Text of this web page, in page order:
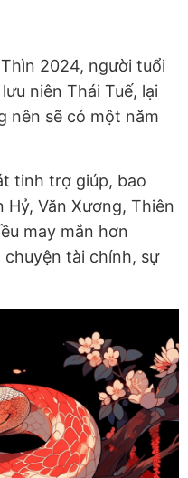
2024, người tuổi
niên Thái Tuế, lại
nên sẽ có một năm
tinh trợ giúp, bao
Hỷ, Văn Xương, Thiên
may mắn hơn
tài chính, sự